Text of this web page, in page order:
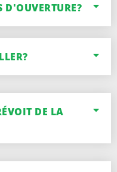
D'OUVERTURE?
DE LA